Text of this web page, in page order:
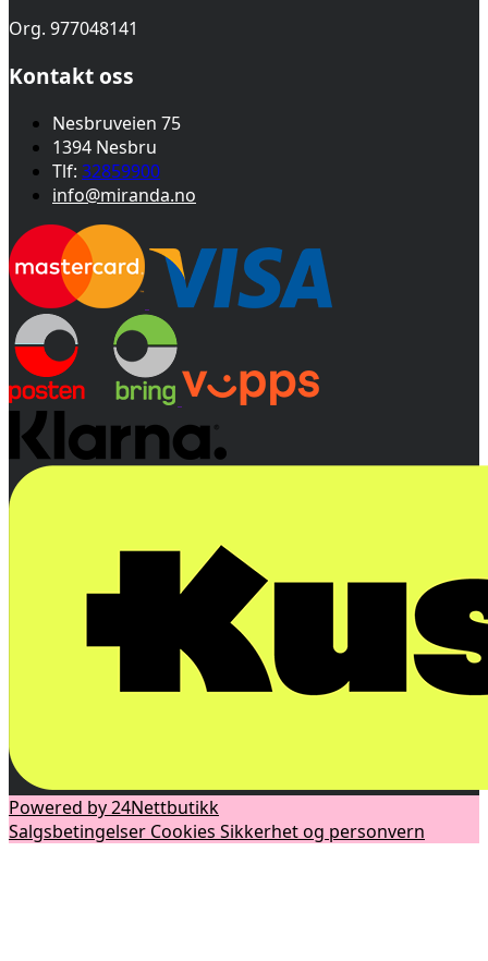
Org. 977048141
Kontakt oss
Nesbruveien 75
1394 Nesbru
Tlf: 32859900
info@miranda.no
Powered by 24Nettbutikk
Salgsbetingelser Cookies Sikkerhet og personvern